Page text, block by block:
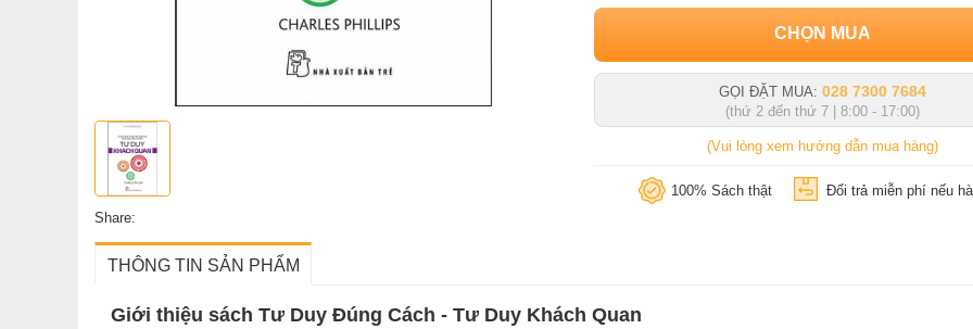
Share:
CHỌN MUA
GỌI ĐẶT MUA: 028 7300 7684
(thứ 2 đến thứ 7 | 8:00 - 17:00)
(Vui lòng xem hướng dẫn mua hàng)
100% Sách thật Đổi trả miễn phí nếu
THÔNG TIN SẢN PHẨM
Giới thiệu sách Tư Duy Đúng Cách - Tư Duy Khách Quan